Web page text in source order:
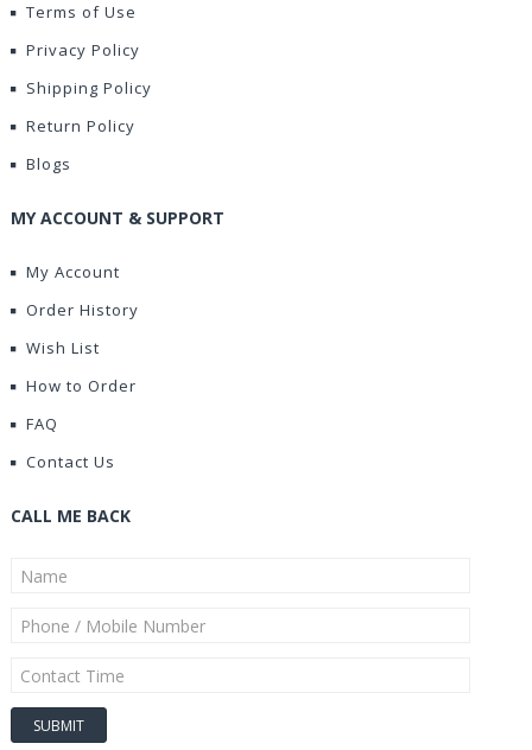
Terms of Use
Privacy Policy
Shipping Policy
Return Policy
Blogs
MY ACCOUNT & SUPPORT
My Account
Order History
Wish List
How to Order
FAQ
Contact Us
CALL ME BACK